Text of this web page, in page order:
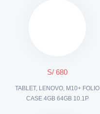
S/ 680
TABLET, LENOVO, M10+ FOLIO
CASE 4GB 64GB 10.1P